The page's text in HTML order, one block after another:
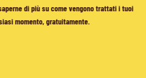
di più su come vengono trattati i tuoi
momento, gratuitamente.